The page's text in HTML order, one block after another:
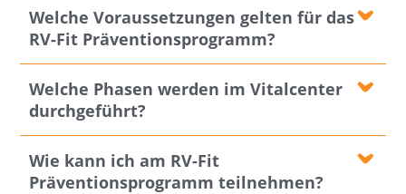
Welche Voraussetzungen gelten für das
RV-Fit Präventionsprogramm?
Welche Phasen werden im Vitalcenter
durchgeführt?
Wie kann ich am RV-Fit
Präventionsprogramm teilnehmen?